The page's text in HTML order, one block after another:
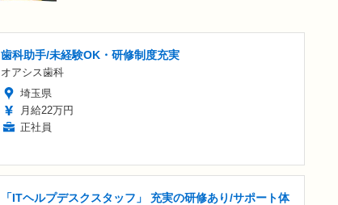
歯科助手/未経験OK・研修制度充実
オアシス歯科
埼玉県
月給22万円
正社員
「ITヘルプデスクスタッフ」 充実の研修あり/サポート体